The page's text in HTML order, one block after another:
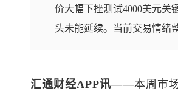
价大幅下挫测试4000美元关
头未能延续。当前交易情绪
汇通财经APP讯——本周市